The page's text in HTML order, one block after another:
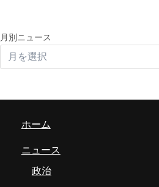
月別ニュース
ホーム
ニュース
政治